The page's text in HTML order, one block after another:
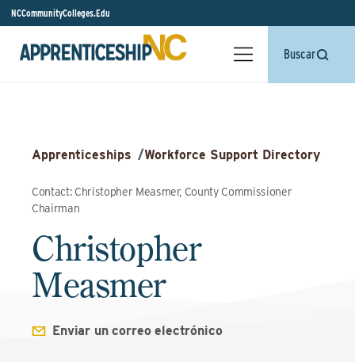
NCCommunityColleges.Edu
Buscar
Apprenticeships /Workforce Support Directory
Contact: Christopher Measmer, County Commissioner
Chairman
Christopher
Measmer
Enviar un correo electrónico